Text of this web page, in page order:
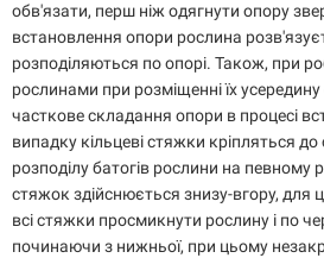
обв'язати, перш ніж одягнути опору
встановлення опори рослина
розподіляються по опорі. Також, при
рослинами при розміщенні їх
часткове складання опори в процесі
випадку кільцеві стяжки кріпляться до
розподілу батогів рослини на певному
стяжок здійснюється знизу-вгору, для
всі стяжки просмикнути рослину і по
починаючи з нижньої, при цьому